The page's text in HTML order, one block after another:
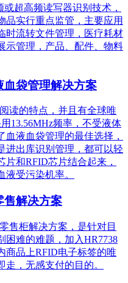
超高频读写器识别技术，
品实行重点监管，主要应用
时流转文件管理，医疗耗材
示管理，产品、配件、物料
袋管理解决方案
读的特点，并且有全球唯
13.56MHz频率，不受液体
液血袋管理的最佳选择，
进出库识别管理，都可以轻
和RFID芯片结合起来，
受污染机率。
售解决方案
售柜解决方案，是针对目
困难的难题，加入HR7738
商品上RFID电子标签的唯
，无感支付的目的。